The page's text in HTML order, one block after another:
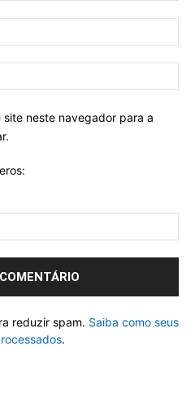
site neste navegador para a
reduzir spam. Saiba como seus
.